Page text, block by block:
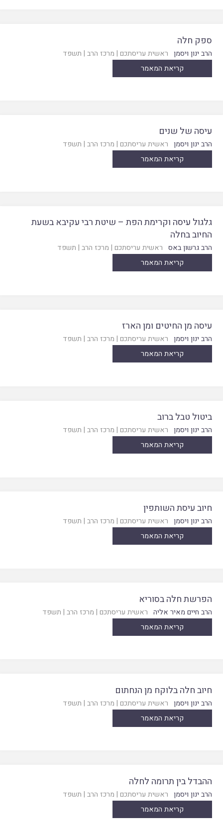
ספק חלה
הרב ינון ויסמן ראשית עריסתכם | מרכז הרב | תשפד
קריאת המאמר
עיסה של שנים
הרב ינון ויסמן ראשית עריסתכם | מרכז הרב | תשפד
קריאת המאמר
גלגול עיסה וקרימת הפת – שיטת רבי עקיבא בשעת
החיוב בחלה
הרב גרשון באס ראשית עריסתכם | מרכז הרב | תשפד
קריאת המאמר
עיסה מן החיטים ומן הארז
הרב ינון ויסמן ראשית עריסתכם | מרכז הרב | תשפד
קריאת המאמר
ביטול טבל ברוב
הרב ינון ויסמן ראשית עריסתכם | מרכז הרב | תשפד
קריאת המאמר
חיוב עיסת השותפין
הרב ינון ויסמן ראשית עריסתכם | מרכז הרב | תשפד
קריאת המאמר
הפרשת חלה בסוריא
הרב חיים מאיר אליה ראשית עריסתכם | מרכז הרב | תשפד
קריאת המאמר
חיוב חלה בלוקח מן הנחתום
הרב ינון ויסמן ראשית עריסתכם | מרכז הרב | תשפד
קריאת המאמר
ההבדל בין תרומה לחלה
הרב ינון ויסמן ראשית עריסתכם | מרכז הרב | תשפד
קריאת המאמר